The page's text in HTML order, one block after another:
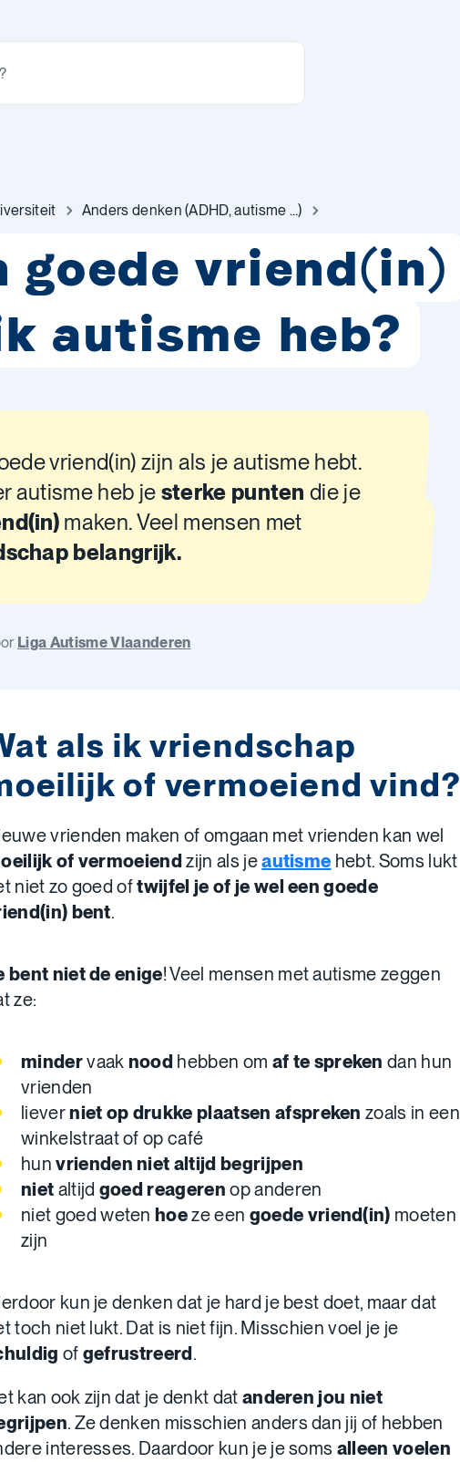
Anders denken (ADHD, autisme …)
goede vriend(in)
autisme heb?
vriend(in) zijn als je autisme hebt.
autisme heb je sterke punten die je
maken. Veel mensen met
belangrijk.
Liga Autisme Vlaanderen
als ik vriendschap
of vermoeiend vind?
vrienden maken of omgaan met vrienden kan wel
of vermoeiendzijn als jeautisme hebt. Soms lukt
niet zo goed oftwijfel je of je wel een goede
bent.
bent niet de enige! Veel mensen met autisme zeggen
ze:
mindervaak nood hebben om af te spreken dan hun
vrienden
lieverniet op drukke plaatsen afspreken zoals in een
winkelstraat of op café
hunvrienden niet altijd begrijpen
niet altijd goed reagerenop anderen
niet goed wetenhoeze een goede vriend(in) moeten
zijn
kun je denken dat je hard je best doet, maar dat
toch niet lukt. Dat is niet fijn. Misschien voel je je
of gefrustreerd.
kan ook zijn dat je denkt dat anderen jou niet
. Ze denken misschien anders dan jij of hebben
interesses. Daardoor kun je je soms alleen voelen